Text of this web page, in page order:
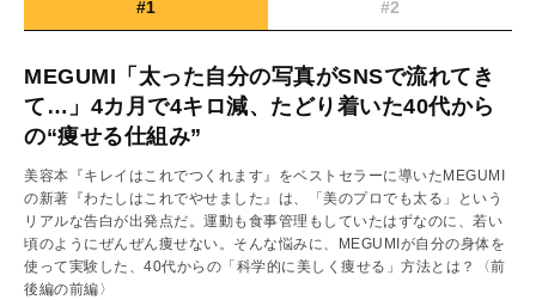
#1 #2
MEGUMI「太った自分の写真がSNSで流れてき
て…」4カ月で4キロ減、たどり着いた40代から
の“痩せる仕組み”
美容本『キレイはこれでつくれます』をベストセラーに導いたMEGUMI
の新著『わたしはこれでやせました』は、「美のプロでも太る」という
リアルな告白が出発点だ。運動も食事管理もしていたはずなのに、若い
頃のようにぜんぜん痩せない。そんな悩みに、MEGUMIが自分の身体を
使って実験した、40代からの「科学的に美しく痩せる」方法とは？
〈前
後編の前編〉